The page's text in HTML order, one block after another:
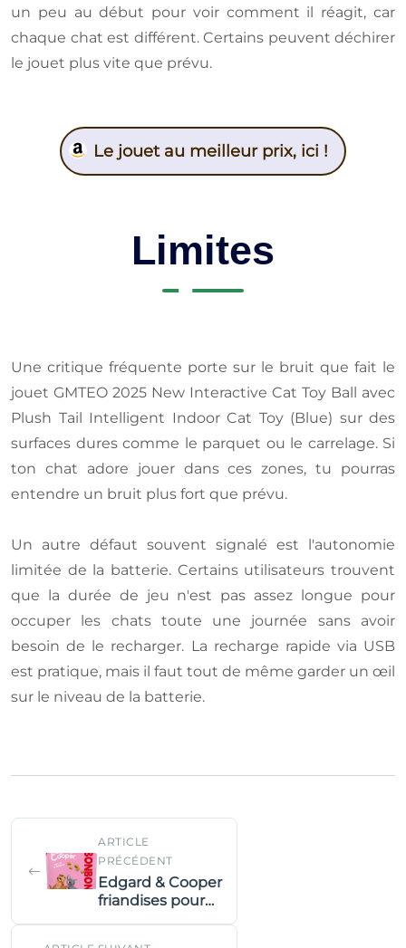
un peu au début pour voir comment il réagit, car
chaque chat est différent. Certains peuvent déchirer
le jouet plus vite que prévu.
Le jouet au meilleur prix, ici !
Limites
Une critique fréquente porte sur le bruit que fait le
jouet GMTEO 2025 New Interactive Cat Toy Ball avec
Plush Tail Intelligent Indoor Cat Toy (Blue) sur des
surfaces dures comme le parquet ou le carrelage. Si
ton chat adore jouer dans ces zones, tu pourras
entendre un bruit plus fort que prévu.
Un autre défaut souvent signalé est l'autonomie
limitée de la batterie. Certains utilisateurs trouvent
que la durée de jeu n'est pas assez longue pour
occuper les chats toute une journée sans avoir
besoin de le recharger. La recharge rapide via USB
est pratique, mais il faut tout de même garder un œil
sur le niveau de la batterie.
ARTICLE
PRÉCÉDENT
Edgard & Cooper
friandises pour